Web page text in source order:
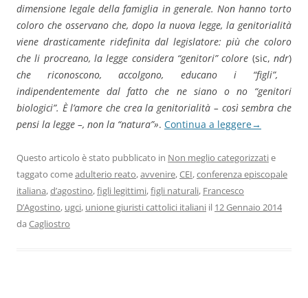
dimensione legale della famiglia in generale. Non hanno torto
coloro che osservano che, dopo la nuova legge, la genitorialità
viene drasticamente ridefinita dal legislatore: più che coloro
che li procreano, la legge considera “genitori” colore (sic,ndr)
che riconoscono, accolgono, educano i “figli”,
indipendentemente dal fatto che ne siano o no “genitori
biologici”. È l’amore che crea la genitorialità – così sembra che
pensi la legge –, non la “natura”». Continua a leggere→
Questo articolo è stato pubblicato in Non meglio categorizzatie
taggato comeadulterio reato,avvenire,CEI,conferenza episcopale
italiana,d’agostino,figli legittimi,figli naturali, Francesco
D’Agostino, ugci, unione giuristi cattolici italiani il 12 Gennaio 2014
da Cagliostro